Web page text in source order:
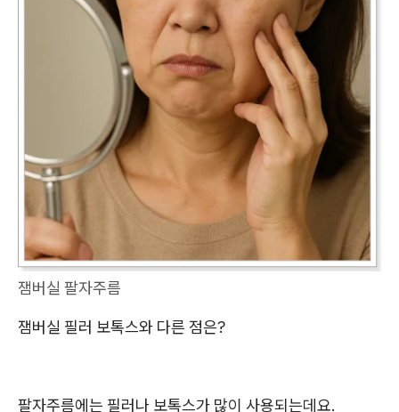
잼버실 팔자주름
잼버실 필러 보톡스와 다른 점은?
팔자주름에는 필러나 보톡스가 많이 사용되는데요.